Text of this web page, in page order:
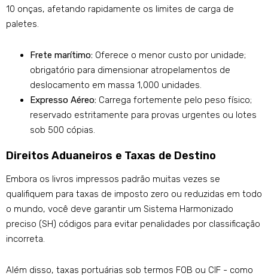
10 onças, afetando rapidamente os limites de carga de
paletes.
Frete marítimo: Oferece o menor custo por unidade;
obrigatório para dimensionar atropelamentos de
deslocamento em massa 1,000 unidades.
Expresso Aéreo: Carrega fortemente pelo peso físico;
reservado estritamente para provas urgentes ou lotes
sob 500 cópias.
Direitos Aduaneiros e Taxas de Destino
Embora os livros impressos padrão muitas vezes se
qualifiquem para taxas de imposto zero ou reduzidas em todo
o mundo, você deve garantir um Sistema Harmonizado
preciso (SH) códigos para evitar penalidades por classificação
incorreta.
Além disso, taxas portuárias sob termos FOB ou CIF - como